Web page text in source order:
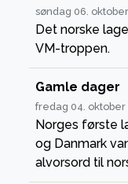
søndag 06.
Det norske
VM-troppen.
Gamle dager
fredag 04. oktober
Norges første
og Danmark
alvorsord til